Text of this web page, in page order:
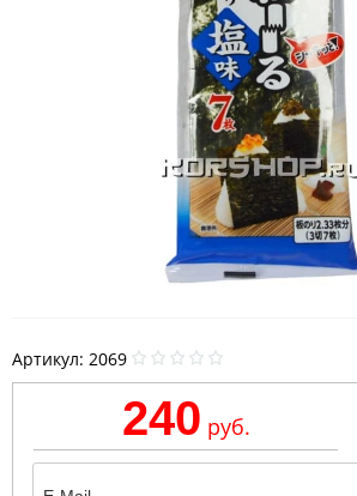
Артикул: 2069
240 руб.